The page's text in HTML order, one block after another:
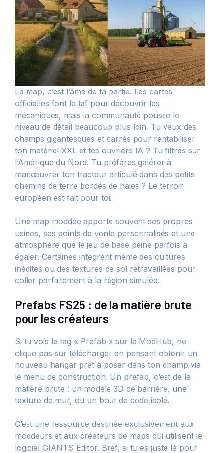
La map, c’est l’âme de ta partie. Les cartes
officielles font le taf pour découvrir les
mécaniques, mais la communauté pousse le
niveau de détail beaucoup plus loin. Tu veux des
champs gigantesques et carrés pour rentabiliser
ton matériel XXL et tes ouvriers IA ? Tu filtres sur
l’Amérique du Nord. Tu préfères galérer à
manœuvrer ton tracteur articulé dans des petits
chemins de terre bordés de haies ? Le terroir
européen est fait pour toi.
Une map moddée apporte souvent ses propres
usines, ses points de vente personnalisés et une
atmosphère que le jeu de base peine parfois à
égaler. Certaines intègrent même des cultures
inédites ou des textures de sol retravaillées pour
coller parfaitement à la région simulée.
Prefabs FS25 : de la matière brute
pour les créateurs
Si tu vois le tag « Prefab » sur le ModHub, ne
clique pas sur télécharger en pensant obtenir un
nouveau hangar prêt à poser dans ton champ via
le menu de construction. Un prefab, c’est de la
matière brute : un modèle 3D de barrière, une
texture de mur, ou un bout de code isolé.
C’est une ressource destinée exclusivement aux
moddeurs et aux créateurs de maps qui utilisent le
logiciel GIANTS Editor. Bref, si tu es juste là pour